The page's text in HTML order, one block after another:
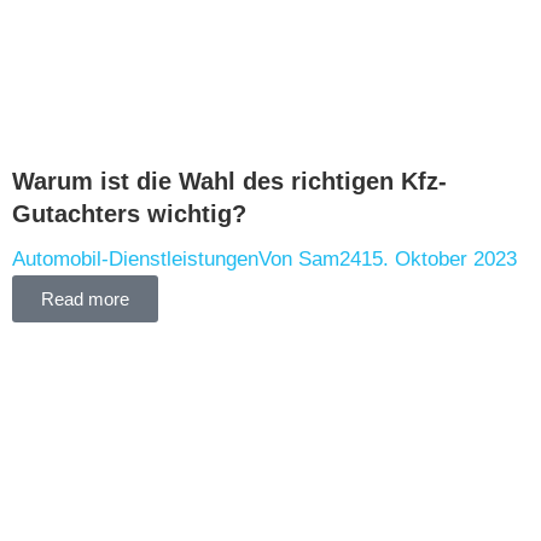
Warum ist die Wahl des richtigen Kfz-
Gutachters wichtig?
Automobil-DienstleistungenVon Sam2415. Oktober 2023
Read more